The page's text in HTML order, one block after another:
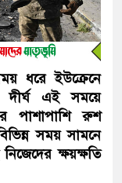
ধরে ইউক্রেনে
দীর্ঘ এই সময়ে
পাশাপাশি রুশ
সময় সামনে
ক্ষয়ক্ষতি